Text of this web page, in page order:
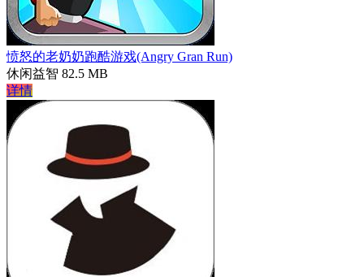
愤怒的老奶奶跑酷游戏(Angry Gran Run)
休闲益智 82.5 MB
详情